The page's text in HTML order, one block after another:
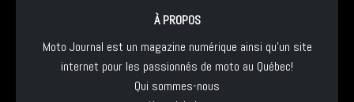
À PROPOS
Moto Journal est un magazine numérique ainsi qu'un site
internet pour les passionnés de moto au Québec!
Qui sommes-nous